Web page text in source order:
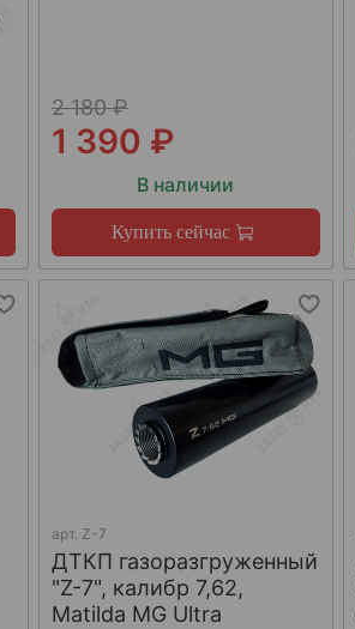
2 180 ₽
1 390 ₽
В наличии
Купить сейчас
арт. Z-7
ДТКП газоразгруженный
"Z-7", калибр 7,62,
Matilda MG Ultra